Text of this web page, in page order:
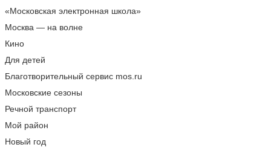
«Московская электронная школа»
Москва — на волне
Кино
Для детей
Благотворительный сервис mos.ru
Московские сезоны
Речной транспорт
Мой район
Новый год